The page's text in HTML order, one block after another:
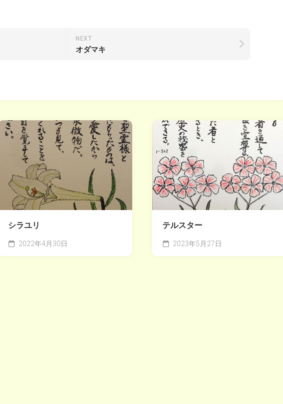
NEXT
オダマキ
シラユリ
2022年4月30日
テルスター
2023年5月27日